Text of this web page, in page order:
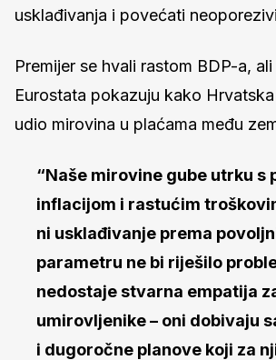
usklađivanja i povećati
Premijer se hvali rastom BDP-a,
Eurostata pokazuju kako
udio mirovina u plaćama među
“Naše mirovine gube utrku s
inflacijom i rastućim
ni usklađivanje prema
parametru ne bi riješilo
nedostaje stvarna empatija
umirovljenike – oni dobivaju
i dugoročne planove koji za